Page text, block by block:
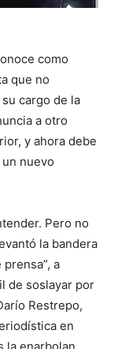
como
que no
cargo de la
a otro
y ahora debe
nuevo
Pero no
la bandera
a
de soslayar por
Restrepo,
en
la enarbolan